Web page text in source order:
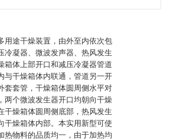
用途干燥装置，由外至内依次包
冷凝器、微波发声器、热风发生
箱体上部开口和减压冷凝器管道
与干燥箱体内联通，管道另一开
套套管，干燥箱体圆周侧水平对
两个微波发生器开口均朝向干燥
干燥箱体圆周侧底部，热风发生
干燥箱体内部。本实用新型可使
热物料的品质均一，由于加热均